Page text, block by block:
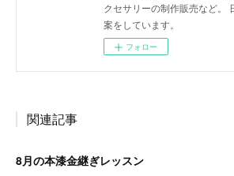
クセサリーの制作販売など。
案をしています。
フォロー
関連記事
8月の本漆金継ぎレッスン